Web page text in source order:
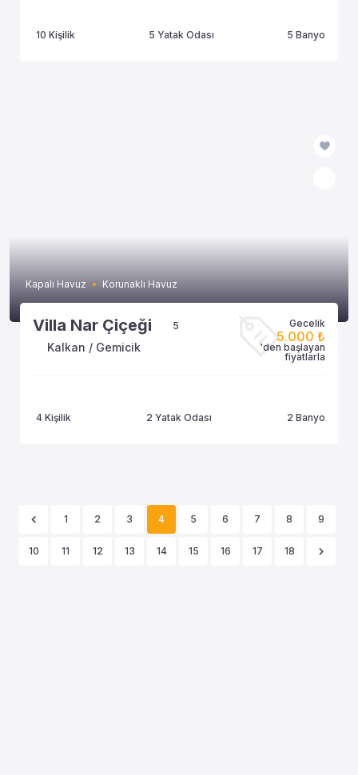
10 Kişilik 5 Yatak Odası 5 Banyo
Kapalı Havuz Korunaklı Havuz
Villa Nar Çiçeği 5
Kalkan / Gemicik
Gecelik
5.000 ₺
'den başlayan
fiyatlarla
4 Kişilik 2 Yatak Odası 2 Banyo
1 2 3 4 5 6 7 8 9
10 11 12 13 14 15 16 17 18